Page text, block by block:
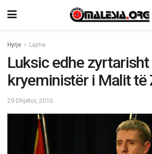
Hyrje Lajme
Luksic edhe zyrtarisht
kryeministër i Malit të
29 Dhjetor, 2010